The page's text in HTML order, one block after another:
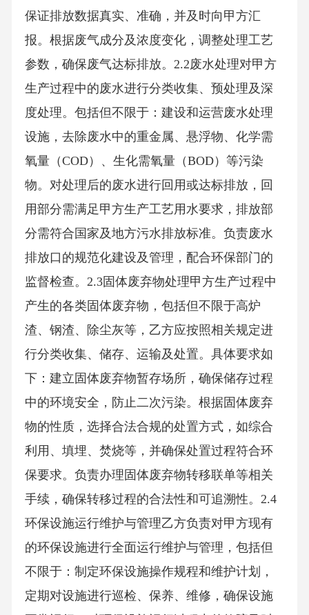
保证排放数据真实、准确，并及时向甲方汇
报。根据废气成分及浓度变化，调整处理工艺
参数，确保废气达标排放。2.2废水处理对甲方
生产过程中的废水进行分类收集、预处理及深
度处理。包括但不限于：建设和运营废水处理
设施，去除废水中的重金属、悬浮物、化学需
氧量（COD）、生化需氧量（BOD）等污染
物。对处理后的废水进行回用或达标排放，回
用部分需满足甲方生产工艺用水要求，排放部
分需符合国家及地方污水排放标准。负责废水
排放口的规范化建设及管理，配合环保部门的
监督检查。2.3固体废弃物处理甲方生产过程中
产生的各类固体废弃物，包括但不限于高炉
渣、钢渣、除尘灰等，乙方应按照相关规定进
行分类收集、储存、运输及处置。具体要求如
下：建立固体废弃物暂存场所，确保储存过程
中的环境安全，防止二次污染。根据固体废弃
物的性质，选择合法合规的处置方式，如综合
利用、填埋、焚烧等，并确保处置过程符合环
保要求。负责办理固体废弃物转移联单等相关
手续，确保转移过程的合法性和可追溯性。2.4
环保设施运行维护与管理乙方负责对甲方现有
的环保设施进行全面运行维护与管理，包括但
不限于：制定环保设施操作规程和维护计划，
定期对设施进行巡检、保养、维修，确保设施